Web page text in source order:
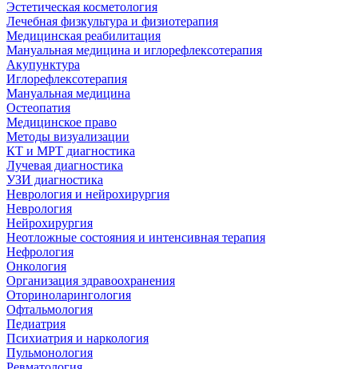
Эстетическая косметология
Лечебная физкультура и физиотерапия
Медицинская реабилитация
Мануальная медицина и иглорефлексотерапия
Акупунктура
Иглорефлексотерапия
Мануальная медицина
Остеопатия
Медицинское право
Методы визуализации
КТ и МРТ диагностика
Лучевая диагностика
УЗИ диагностика
Неврология и нейрохирургия
Неврология
Нейрохирургия
Неотложные состояния и интенсивная терапия
Нефрология
Онкология
Организация здравоохранения
Оториноларингология
Офтальмология
Педиатрия
Психиатрия и наркология
Пульмонология